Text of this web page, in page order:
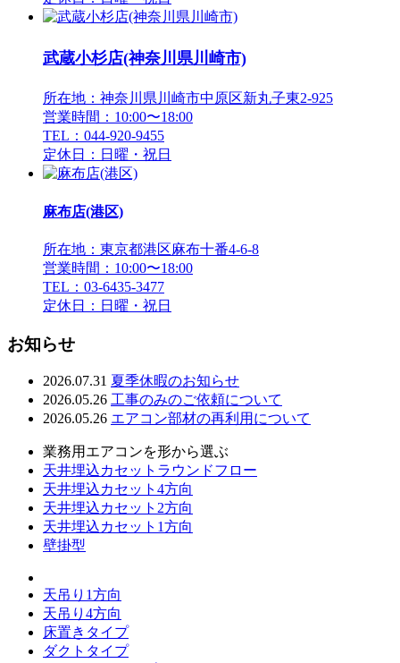
武蔵小杉店(神奈川県川崎市)
所在地：神奈川県川崎市中原区新丸子東2-925
営業時間：10:00〜18:00
TEL：044-920-9455
定休日：日曜・祝日
麻布店(港区)
所在地：東京都港区麻布十番4-6-8
営業時間：10:00〜18:00
TEL：03-6435-3477
定休日：日曜・祝日
お知らせ
2026.07.31 夏季休暇のお知らせ
2026.05.26 工事のみのご依頼について
2026.05.26 エアコン部材の再利用について
業務用エアコンを形から選ぶ
天井埋込カセットラウンドフロー
天井埋込カセット4方向
天井埋込カセット2方向
天井埋込カセット1方向
壁掛型
天吊り1方向
天吊り4方向
床置きタイプ
ダクトタイプ